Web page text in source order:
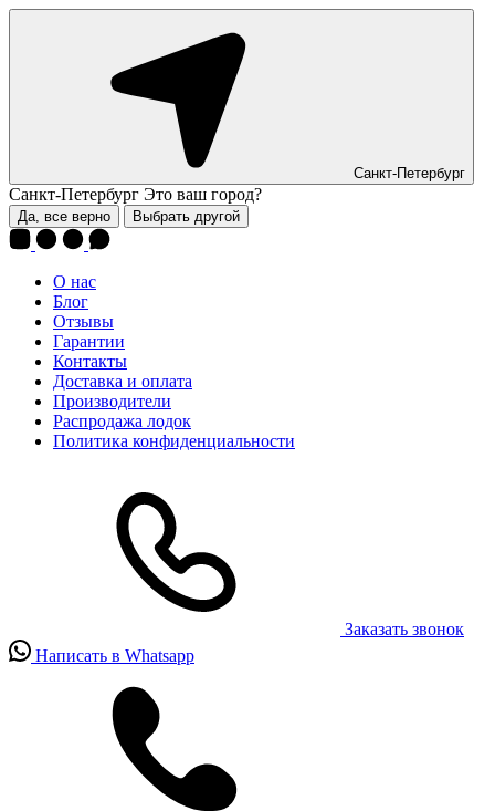
Санкт-Петербург
Санкт-Петербург Это ваш город?
Да, все верно Выбрать другой
О нас
Блог
Отзывы
Гарантии
Контакты
Доставка и оплата
Производители
Распродажа лодок
Политика конфиденциальности
Заказать звонок
Написать в Whatsapp